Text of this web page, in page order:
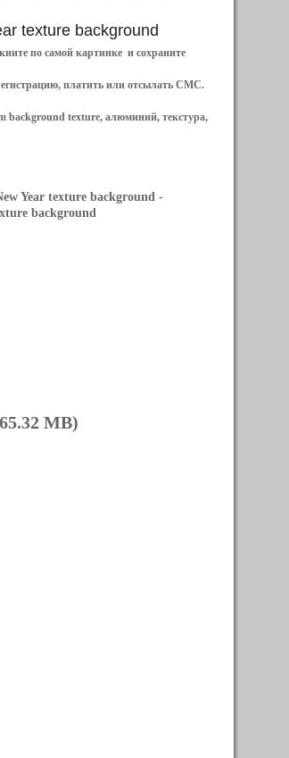
texture background
по самой картинке и сохраните
платить или отсылать СМС.
background texture, алюминий, текстура,
Year texture background -
background
MB)